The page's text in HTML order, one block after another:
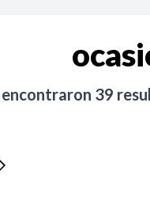
encontraron 39